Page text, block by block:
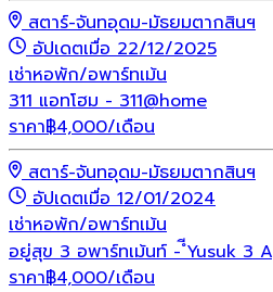
สตาร์-จันทอุดม-มัธยมตากสินฯ
อัปเดตเมื่อ 22/12/2025
เช่าหอพัก/อพาร์ทเม้น
311 แอทโฮม - 311@home
ราคา฿4,000/เดือน
สตาร์-จันทอุดม-มัธยมตากสินฯ
อัปเดตเมื่อ 12/01/2024
เช่าหอพัก/อพาร์ทเม้น
อยู่สุข 3 อพาร์ทเม้นท์ - ํีYusuk 3
ราคา฿4,000/เดือน